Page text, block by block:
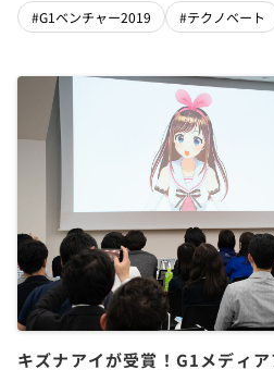
#G1ベンチャー2019 #テクノベート
キズナアイが受賞！G1メディ